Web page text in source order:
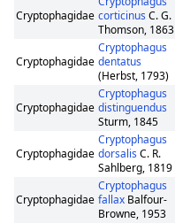
Cryptophagidae corticinus C. G.
Thomson, 1863
Cryptophagidae
Cryptophagus
dentatus
(Herbst, 1793)
Cryptophagidae
Cryptophagus
distinguendus
Sturm, 1845
Cryptophagidae
Cryptophagus
dorsalis C. R.
Sahlberg, 1819
Cryptophagidae
Cryptophagus
fallax Balfour-
Browne, 1953